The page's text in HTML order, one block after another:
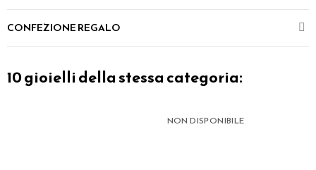
CONFEZIONE REGALO
10 gioielli della stessa categoria:
NON DISPONIBILE